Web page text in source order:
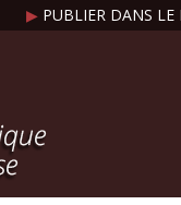
▶ PUBLIER DANS